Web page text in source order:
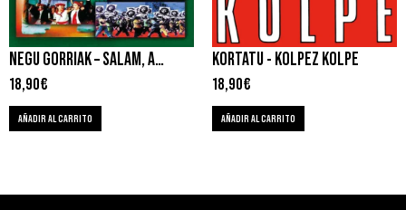
NEGU GORRIAK – SALAM, AGUR
18,90€
AÑADIR AL CARRITO
KORTATU ‎- KOLPEZ KOLPE
18,90€
AÑADIR AL CARRITO